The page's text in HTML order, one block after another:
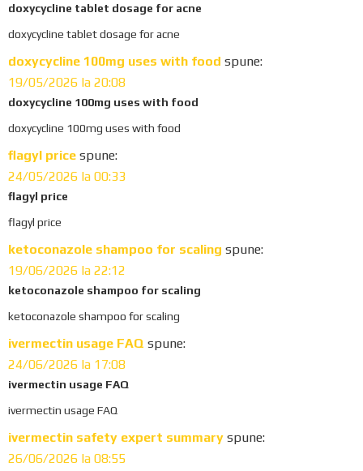
doxycycline tablet dosage for acne
doxycycline tablet dosage for acne
doxycycline 100mg uses with food spune:
19/05/2026 la 20:08
doxycycline 100mg uses with food
doxycycline 100mg uses with food
flagyl price spune:
24/05/2026 la 00:33
flagyl price
flagyl price
ketoconazole shampoo for scaling spune:
19/06/2026 la 22:12
ketoconazole shampoo for scaling
ketoconazole shampoo for scaling
ivermectin usage FAQ spune:
24/06/2026 la 17:08
ivermectin usage FAQ
ivermectin usage FAQ
ivermectin safety expert summary spune:
26/06/2026 la 08:55